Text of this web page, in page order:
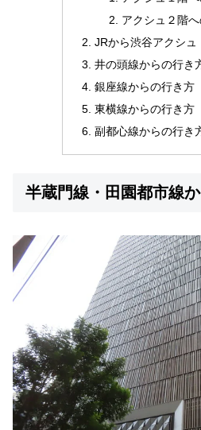
アクシュ２階
JRから渋谷アクシュ
井の頭線からの行き
銀座線からの行き方
東横線からの行き方
副都心線からの行き
半蔵門線・田園都市線